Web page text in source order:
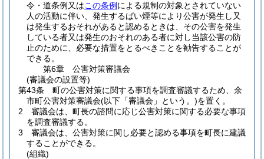
令・道条例又はこの条例 による規制の対象とされていない
人の活動に伴い、発生するばい煙等により公害が発生し又
は発生するおそれがあると認めるときは、その公害を発生
している者又は発生のおそれのある者に対し当該公害の防
止のために、必要な措置をとるべきことを勧告することが
できる。
第6章
公害対策審議会
(審議会の設置等)
第43条
町の公害対策に関する事項を調査審議するため、余
市町公害対策審議会(以下「審議会」という。)を置く。
2
審議会は、町長の諮問に応じ公害対策に関する必要な事項
を調査審議する。
3
審議会は、公害対策に関し必要と認める事項を町長に建議
することができる。
(組織)